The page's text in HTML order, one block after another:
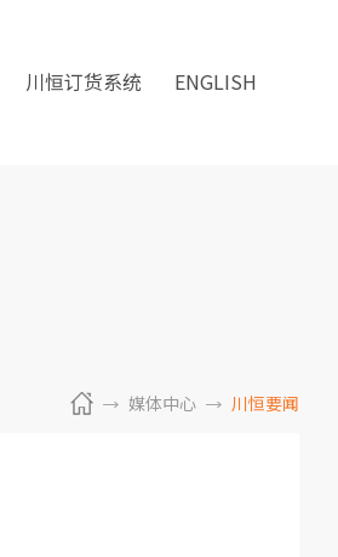
川恒订货系统 ENGLISH
媒体中心 川恒要闻